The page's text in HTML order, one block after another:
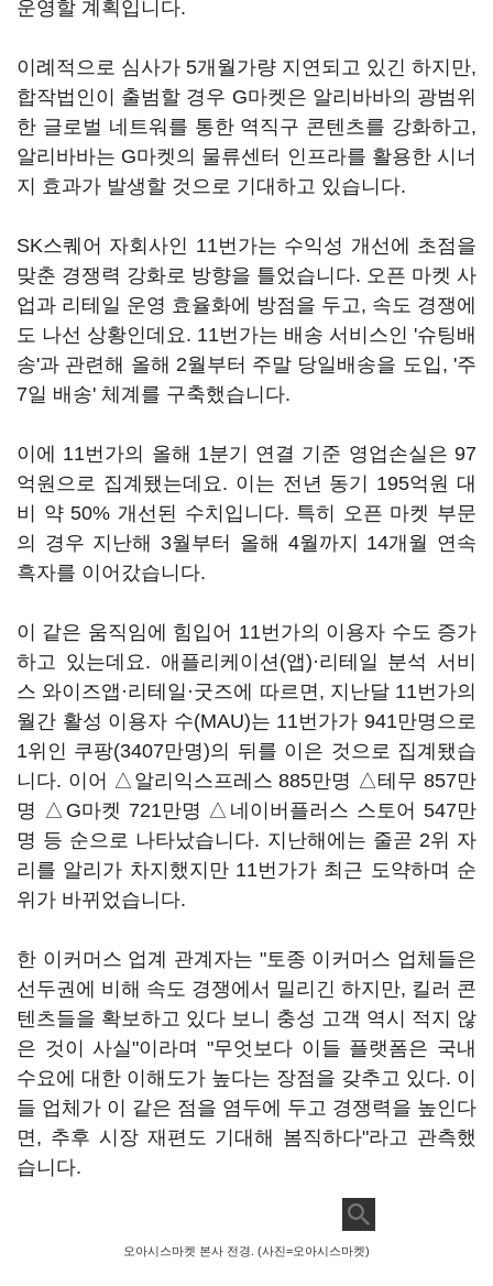
운영할 계획입니다.
이례적으로 심사가 5개월가량 지연되고 있긴 하지만,
합작법인이 출범할 경우 G마켓은 알리바바의 광범위
한 글로벌 네트워를 통한 역직구 콘텐츠를 강화하고,
알리바바는 G마켓의 물류센터 인프라를 활용한 시너
지 효과가 발생할 것으로 기대하고 있습니다.
SK스퀘어 자회사인 11번가는 수익성 개선에 초점을
맞춘 경쟁력 강화로 방향을 틀었습니다. 오픈 마켓 사
업과 리테일 운영 효율화에 방점을 두고, 속도 경쟁에
도 나선 상황인데요. 11번가는 배송 서비스인 '슈팅배
송'과 관련해 올해 2월부터 주말 당일배송을 도입, '주
7일 배송' 체계를 구축했습니다.
이에 11번가의 올해 1분기 연결 기준 영업손실은 97
억원으로 집계됐는데요. 이는 전년 동기 195억원 대
비 약 50% 개선된 수치입니다. 특히 오픈 마켓 부문
의 경우 지난해 3월부터 올해 4월까지 14개월 연속
흑자를 이어갔습니다.
이 같은 움직임에 힘입어 11번가의 이용자 수도 증가
하고 있는데요. 애플리케이션(앱)·리테일 분석 서비
스 와이즈앱·리테일·굿즈에 따르면, 지난달 11번가의
월간 활성 이용자 수(MAU)는 11번가가 941만명으로
1위인 쿠팡(3407만명)의 뒤를 이은 것으로 집계됐습
니다. 이어 △알리익스프레스 885만명 △테무 857만
명 △G마켓 721만명 △네이버플러스 스토어 547만
명 등 순으로 나타났습니다. 지난해에는 줄곧 2위 자
리를 알리가 차지했지만 11번가가 최근 도약하며 순
위가 바뀌었습니다.
한 이커머스 업계 관계자는 "토종 이커머스 업체들은
선두권에 비해 속도 경쟁에서 밀리긴 하지만, 킬러 콘
텐츠들을 확보하고 있다 보니 충성 고객 역시 적지 않
은 것이 사실"이라며 "무엇보다 이들 플랫폼은 국내
수요에 대한 이해도가 높다는 장점을 갖추고 있다. 이
들 업체가 이 같은 점을 염두에 두고 경쟁력을 높인다
면, 추후 시장 재편도 기대해 봄직하다"라고 관측했
습니다.
오아시스마켓 본사 전경. (사진=오아시스마켓)